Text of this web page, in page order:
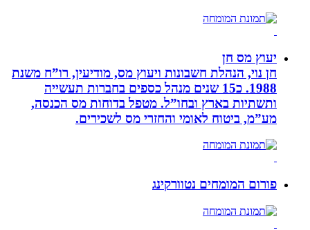
יעוץ מס חן
חן נוי, הנהלת חשבונות ויעוץ מס, מודיעין, רו”ח משנת
1988. כ15 שנים מנהל כספים בחברות תעשייה
ותשתיות בארץ ובחו”ל. מטפל בדוחות מס הכנסה,
מע”מ, ביטוח לאומי והחזרי מס לשכירים.
פורום המומחים נטוורקינג